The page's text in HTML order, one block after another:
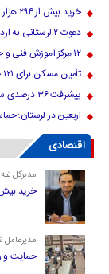
خرید بیش از ۲۹۴ هزار تن گندم از کشاورزان لرستان
دعوت ۲ لرستانی به اردوی تیم ملی کشتی ساحلی
۱۲ مرکز آموزش فنی و حرفه‌ای لرستان تجهیز و ساماندهی شد
تأمین مسکن برای ۱۲۱ خانواده نیازمند
پیشرفت ۳۶ درصدی سد عالی محمود الیگودرز و چشم‌انداز بهره‌برداری درسال۱۴۰۷
اربعین در لرستان؛
اقتصادی
مدیرکل
خرید بیش از ۲۹۴ هزار تن گندم از
حمایت و